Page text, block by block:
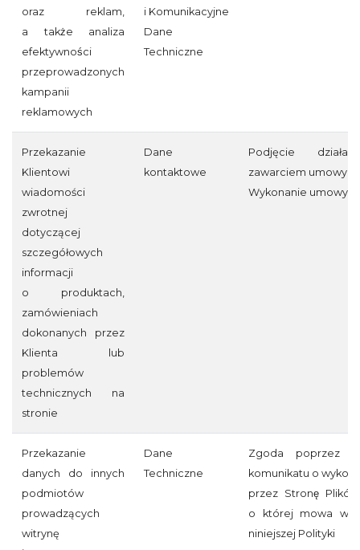
oraz reklam,
a także analiza
efektywności
przeprowadzonych
kampanii
reklamowych
i Komunikacyjne
Dane
Techniczne
Przekazanie
Klientowi
wiadomości
zwrotnej
dotyczącej
szczegółowych
informacji
o produktach,
zamówieniach
dokonanych przez
Klienta lub
problemów
technicznych na
stronie
Dane
kontaktowe
Podjęcie
zawarciem umowy
Wykonanie umowy
Przekazanie
danych do innych
podmiotów
prowadzących
witrynę
Dane
Techniczne
Zgoda poprzez
komunikatu o
przez Stronę
o której mowa w
niniejszej Polityki